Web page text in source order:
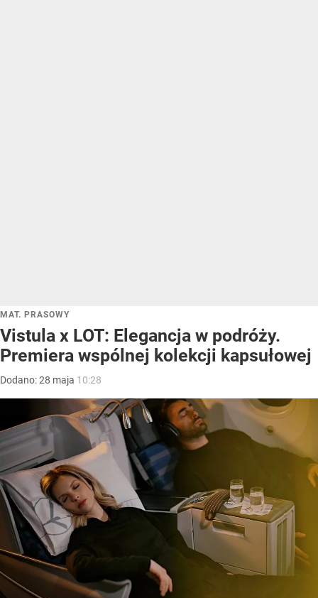
MAT. PRASOWY
Vistula x LOT: Elegancja w podróży.
Premiera wspólnej kolekcji kapsułowej
Dodano:28 maja 10:28